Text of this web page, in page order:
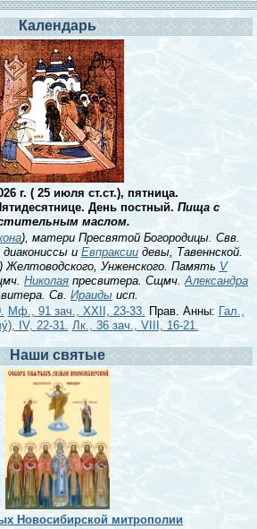
Календарь
г. ( 25 июля ст.ст.), пятница.
День постный. Пища с
маслом.
), матери Пресвятой Богородицы. Свв.
диакониссы и Евпраксии девы, Тавеннской.
Желтоводского, Унженского. Память V
Николая пресвитера. Сщмч.Александра
Св. Ираидыисп.
Мф., 91 зач., XXII, 23-33. Прав. Анны: Гал.,
IV, 22-31. Лк., 36 зач., VIII, 16-21.
Наши святые
Новосибирской митрополии